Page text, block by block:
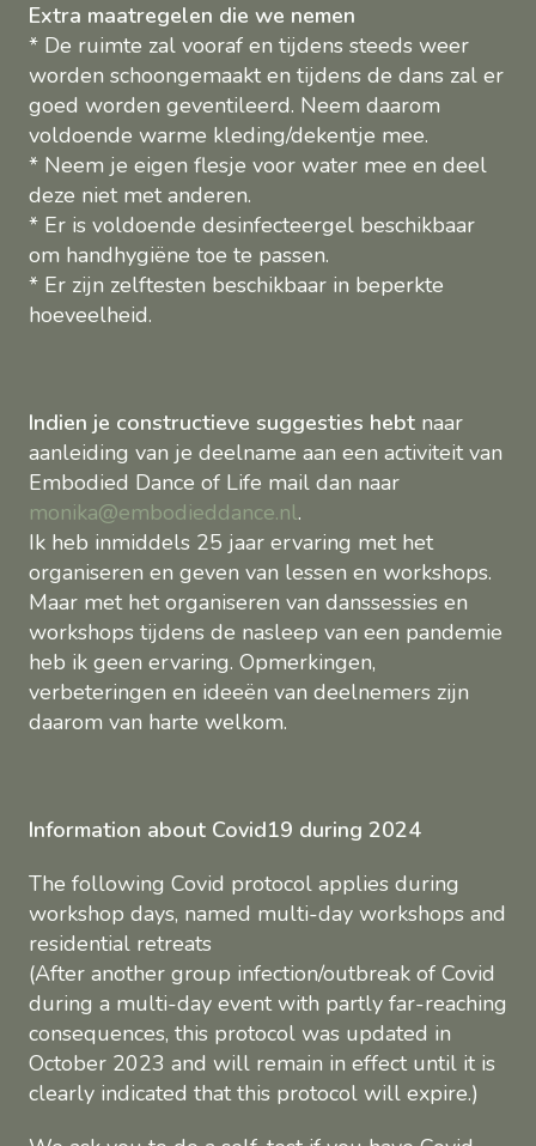
Extra maatregelen die we nemen
* De ruimte zal vooraf en tijdens steeds weer
worden schoongemaakt en tijdens de dans zal er
goed worden geventileerd. Neem daarom
voldoende warme kleding/dekentje mee.
* Neem je eigen flesje voor water mee en deel
deze niet met anderen.
* Er is voldoende desinfecteergel beschikbaar
om handhygiëne toe te passen.
* Er zijn zelftesten beschikbaar in beperkte
hoeveelheid.
Indien je constructieve suggesties hebtnaar
aanleiding van je deelname aan een activiteit van
Embodied Dance of Life mail dan naar
monika@embodieddance.nl.
Ik heb inmiddels 25 jaar ervaring met het
organiseren en geven van lessen en workshops.
Maar met het organiseren van danssessies en
workshops tijdens de nasleep van een pandemie
heb ik geen ervaring. Opmerkingen,
verbeteringen en ideeën van deelnemers zijn
daarom van harte welkom.
Information about Covid19 during 2024
The following Covid protocol applies during
workshop days, named multi-day workshops and
residential retreats
(After another group infection/outbreak of Covid
during a multi-day event with partly far-reaching
consequences, this protocol was updated in
October 2023 and will remain in effect until it is
clearly indicated that this protocol will expire.)